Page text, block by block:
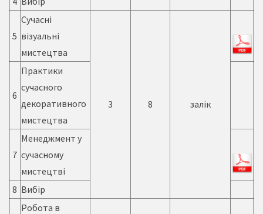
5
Сучасні
візуальні
мистецтва
3 8 залік
6
Практики
сучасного
декоративного
мистецтва
7
Менеджмент у
сучасному
мистецтві
8 Вибір
Робота в